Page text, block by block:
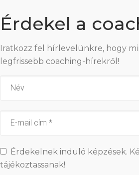
Érdekel a
Iratkozz fel hírlevelünkre, hogy
legfrissebb coaching-hírekről!
Érdekelnek induló képzések.
tájékoztassanak!